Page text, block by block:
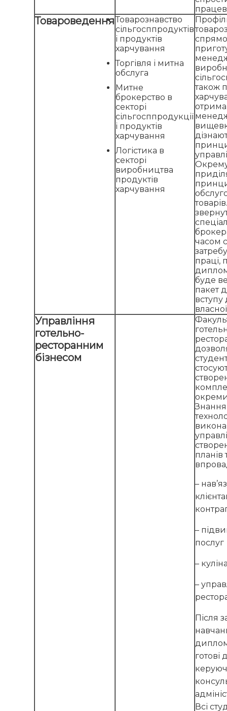
ТовароведенняТоварознавство
сільгосппродуктів
і продуктів
харчування
Торгівля і митна
обслуга
Митне
брокерство в
секторі
сільгосппродукції
і продуктів
харчування
Логістика в
секторі
виробництва
продуктів
харчування
також
часом
праці,
буде
пакет
Управління
готельно-
ресторанним
бізнесом
Знання
планів
–
–
послуг
–
–
Після
готові
Всі